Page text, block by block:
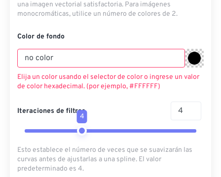
una imagen vectorial satisfactoria. Para imágenes
monocromáticas, utilice un número de colores de 2.
Color de fondo
Elija un color usando el selector de color o ingrese un valor
de color hexadecimal. (por ejemplo, #FFFFFF)
Iteraciones de filtros
4
Esto establece el número de veces que se suavizarán las
curvas antes de ajustarlas a una spline. El valor
predeterminado es 4.